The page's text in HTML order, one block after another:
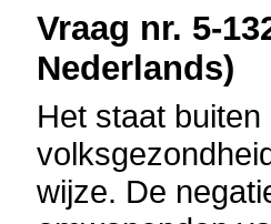
Vraag nr. 5-
Nederlands)
Het staat
wijze. De